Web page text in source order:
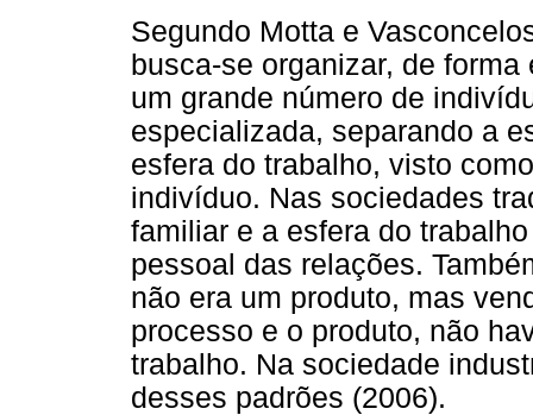
Segundo Motta e
busca-se organizar, de
um grande número de
especializada, separando a
esfera do trabalho, visto
indivíduo. Nas sociedades
familiar e a esfera do
pessoal das relações.
não era um produto, mas
processo e o produto, não
trabalho. Na sociedade
desses padrões (2006).